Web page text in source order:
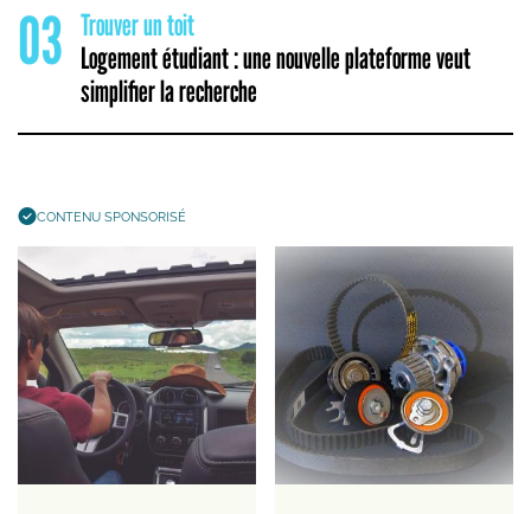
03 Trouver un toit
Logement étudiant : une nouvelle plateforme veut
simplifier la recherche
CONTENU SPONSORISÉ